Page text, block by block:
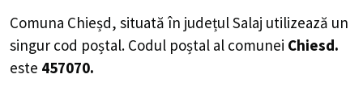
Comuna Chieșd, situată în județul Salaj utilizează un
singur cod poștal. Codul poștal al comunei Chiesd.
este 457070.